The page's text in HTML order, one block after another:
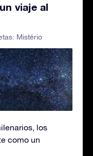
viaje al
Mistério
los
como un